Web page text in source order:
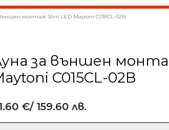
монтаж Slim LED Maytoni C015CL-02B
за външен
C015CL-02B
€/ 159.60 лв.